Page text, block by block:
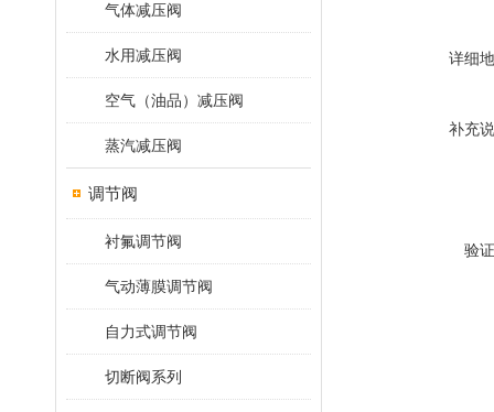
气体减压阀
水用减压阀
空气（油品）减压阀
蒸汽减压阀
调节阀
衬氟调节阀
气动薄膜调节阀
自力式调节阀
切断阀系列
详细
补充
验